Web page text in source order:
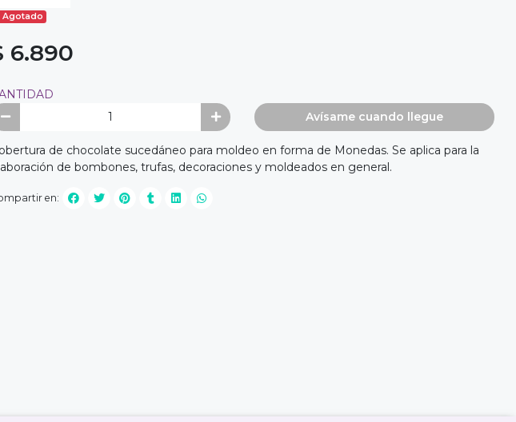
Agotado
6.890
Avísame cuando llegue
de chocolate sucedáneo para moldeo en forma de Monedas. Se aplica para la
de bombones, trufas, decoraciones y moldeados en general.
en: